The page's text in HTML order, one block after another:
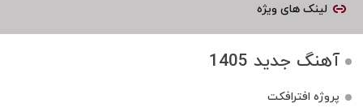
لینک های ویژه
آهنگ جدید 1405
پروژه افترافکت